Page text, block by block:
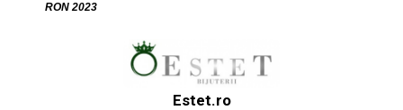
RON 2023
Estet.ro